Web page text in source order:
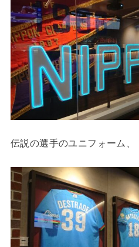
伝説の選手のユニフォーム、